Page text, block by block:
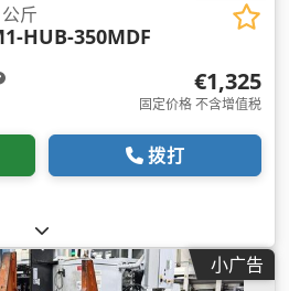
斤
HUB-350MDF
€1,325
固定价格 不含增值税
拨打
小广告